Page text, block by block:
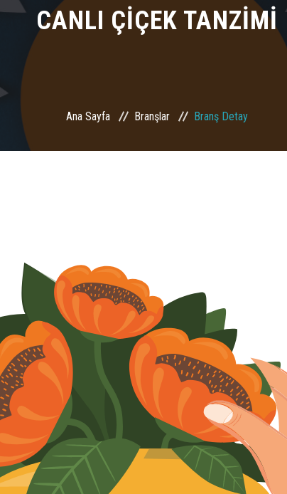
CANLI ÇİÇEK TANZİMİ
Ana Sayfa Branşlar Branş Detay